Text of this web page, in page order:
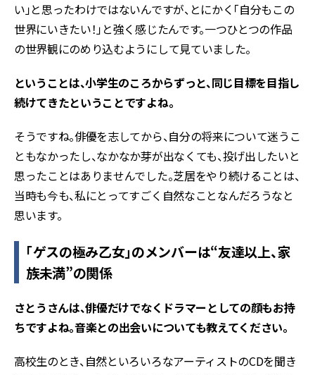
い」と思ったわけではないんですが、とにかく「自分もこの
世界にいきたい！」と強く感じたんです。一つひとつの作品
の世界観にのめり込むようにして見ていました。
――ということは、小学生のころからずっと、同じ目標を目指し
続けてきたということですよね。
そうですね。俳優を志してから、自分の将来について迷うこ
ともなかったし、なかなか芽が出なくても、投げ出したいと
思ったことはありませんでした。芝居をやり続けることは、
当時も今も、私にとってすごく自然なことなんだろうなと
思います。
「ゲスの極み乙女」のメンバーは“友達以上、家
族未満”の関係
――さとうさんは、俳優だけでなくドラマーとしての顔もお持
ちですよね。音楽との出会いについても教えてください。
高校生のとき、自然といろいろなアーティストのCDを聞き